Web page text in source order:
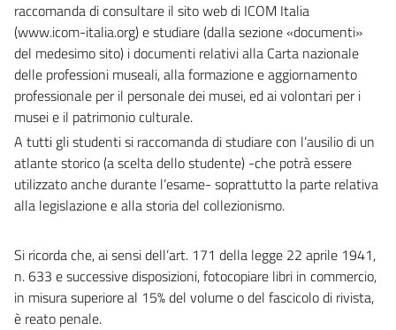
raccomanda di consultare il sito web di ICOM Italia
(www.icom-italia.org) e studiare (dalla sezione «documenti»
del medesimo sito) i documenti relativi alla Carta nazionale
delle professioni museali, alla formazione e aggiornamento
professionale per il personale dei musei, ed ai volontari per i
musei e il patrimonio culturale.
A tutti gli studenti si raccomanda di studiare con l’ausilio di un
atlante storico (a scelta dello studente) -che potrà essere
utilizzato anche durante l’esame- soprattutto la parte relativa
alla legislazione e alla storia del collezionismo.
Si ricorda che, ai sensi dell’art. 171 della legge 22 aprile 1941,
n. 633 e successive disposizioni, fotocopiare libri in commercio,
in misura superiore al 15% del volume o del fascicolo di rivista,
è reato penale.